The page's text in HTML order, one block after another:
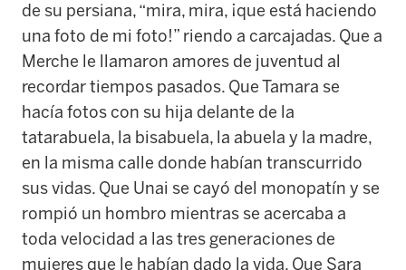
de su persiana, “mira, mira, ¡que está haciendo
una foto de mi foto!” riendo a carcajadas. Que a
Merche le llamaron amores de juventud al
recordar tiempos pasados. Que Tamara se
hacía fotos con su hija delante de la
tatarabuela, la bisabuela, la abuela y la madre,
en la misma calle donde habían transcurrido
sus vidas. Que Unai se cayó del monopatín y se
rompió un hombro mientras se acercaba a
toda velocidad a las tres generaciones de
mujeres que le habían dado la vida. Que Sara